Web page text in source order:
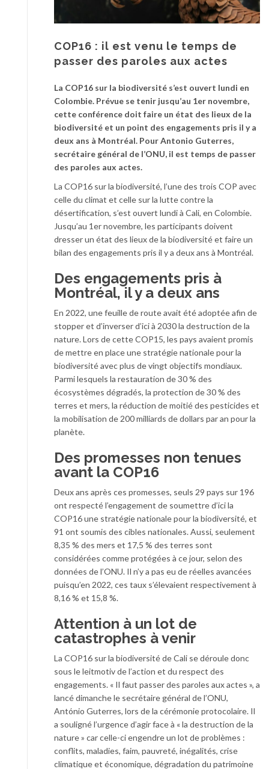
COP16 : il est venu le temps de
passer des paroles aux actes
La COP16 sur la biodiversité s’est ouvert lundi en
Colombie. Prévue se tenir jusqu’au 1er novembre,
cette conférence doit faire un état des lieux de la
biodiversité et un point des engagements pris il y a
deux ans à Montréal. Pour Antonio Guterres,
secrétaire général de l’ONU, il est temps de passer
des paroles aux actes.
La COP16 sur la biodiversité, l’une des trois COP avec
celle du climat et celle sur la lutte contre la
désertification, s’est ouvert lundi à Cali, en Colombie.
Jusqu’au 1er novembre, les participants doivent
dresser un état des lieux de la biodiversité et faire un
bilan des engagements pris il y a deux ans à Montréal.
Des engagements pris à
Montréal, il y a deux ans
En 2022, une feuille de route avait été adoptée afin de
stopper et d’inverser d’ici à 2030 la destruction de la
nature. Lors de cette COP15, les pays avaient promis
de mettre en place une stratégie nationale pour la
biodiversité avec plus de vingt objectifs mondiaux.
Parmi lesquels la restauration de 30 % des
écosystèmes dégradés, la protection de 30 % des
terres et mers, la réduction de moitié des pesticides et
la mobilisation de 200 milliards de dollars par an pour la
planète.
Des promesses non tenues
avant la COP16
Deux ans après ces promesses, seuls 29 pays sur 196
ont respecté l’engagement de soumettre d’ici la
COP16 une stratégie nationale pour la biodiversité, et
91 ont soumis des cibles nationales. Aussi, seulement
8,35 % des mers et 17,5 % des terres sont
considérées comme protégées à ce jour, selon des
données de l’ONU. Il n’y a pas eu de réelles avancées
puisqu’en 2022, ces taux s’élevaient respectivement à
8,16 % et 15,8 %.
Attention à un lot de
catastrophes à venir
La COP16 sur la biodiversité de Cali se déroule donc
sous le leitmotiv de l’action et du respect des
engagements. « Il faut passer des paroles aux actes », a
lancé dimanche le secrétaire général de l’ONU,
António Guterres, lors de la cérémonie protocolaire. Il
a souligné l’urgence d’agir face à « la destruction de la
nature » car celle-ci engendre un lot de problèmes :
conflits, maladies, faim, pauvreté, inégalités, crise
climatique et économique, dégradation du patrimoine